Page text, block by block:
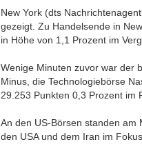
New York (dts
gezeigt. Zu Handelsende in
in Höhe von 1,1 Prozent im
Wenige Minuten zuvor war der
Minus, die Technologiebörse
29.253 Punkten 0,3 Prozent im
An den US-Börsen standen am
den USA und dem Iran im